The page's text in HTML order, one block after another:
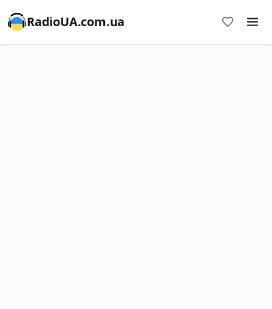
RadioUA.com.ua